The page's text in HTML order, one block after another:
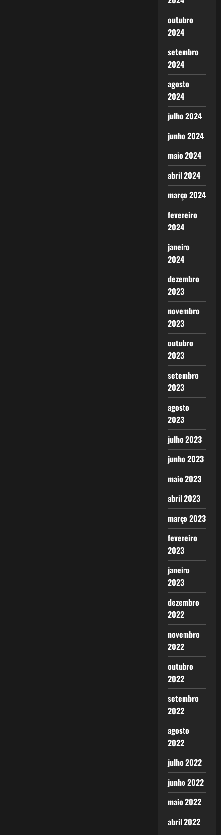
outubro
2024
setembro
2024
agosto
2024
julho 2024
junho 2024
maio 2024
abril 2024
março 2024
fevereiro
2024
janeiro
2024
dezembro
2023
novembro
2023
outubro
2023
setembro
2023
agosto
2023
julho 2023
junho 2023
maio 2023
abril 2023
março 2023
fevereiro
2023
janeiro
2023
dezembro
2022
novembro
2022
outubro
2022
setembro
2022
agosto
2022
julho 2022
junho 2022
maio 2022
abril 2022